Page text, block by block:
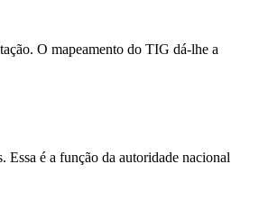
O mapeamento do TIG dá-lhe a
Essa é a função da autoridade nacional